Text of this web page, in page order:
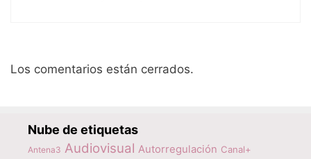
Los comentarios están cerrados.
Nube de etiquetas
Antena3 Audiovisual Autorregulación Canal+